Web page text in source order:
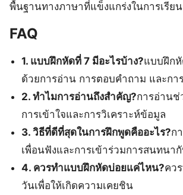
พื้นฐานทางภาษาที่แข็งแกร่งในการเรีย
FAQ
1. แบบฝึกหัดที่ 7 มีอะไรบ้าง?แบบฝึก
ด้วยการอ่าน การตอบคำถาม และกา
2. ทำไมการอ่านถึงสำคัญ?การอ่าน
การเข้าใจและการวิเคราะห์ข้อมูล
3. วิธีที่ดีที่สุดในการฝึกพูดคืออะไร?ก
เพื่อนฟังและการเข้าร่วมการสนทนา
4. ควรทำแบบฝึกหัดบ่อยแค่ไหน?คว
วันเพื่อให้เกิดความเคยชิน